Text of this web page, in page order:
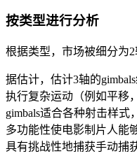
按类型进行分析
根据类型，市场被细分为2
据估计，估计3轴的
执行复杂运动（例如平移
gimbals适合各种射击样
多功能性使电影制片人能
具有挑战性地捕获手动捕